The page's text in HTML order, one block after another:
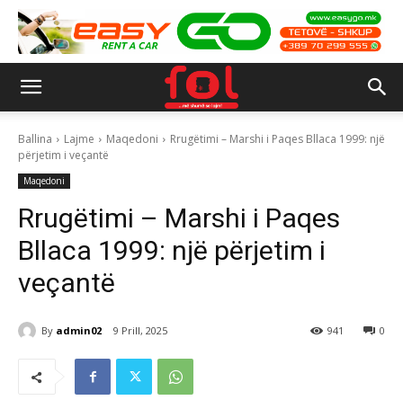
Ballina Lajme Maqedoni
Rrugëtimi – Marshi i Paqes Bllaca 1999: një
përjetim i veçantë
Maqedoni
Rrugëtimi – Marshi i Paqes
Bllaca 1999: një përjetim i
veçantë
By admin02 9 Prill, 2025 0
941